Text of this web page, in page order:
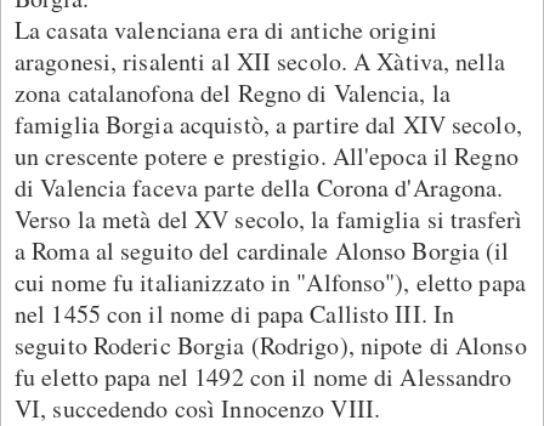
La casata valenciana era di antiche origini
aragonesi, risalenti al XII secolo. A Xàtiva, nella
zona catalanofona del Regno di Valencia, la
famiglia Borgia acquistò, a partire dal XIV secolo,
un crescente potere e prestigio. All'epoca il Regno
di Valencia faceva parte della Corona d'Aragona.
Verso la metà del XV secolo, la famiglia si trasferì
a Roma al seguito del cardinale Alonso Borgia (il
cui nome fu italianizzato in "Alfonso"), eletto papa
nel 1455 con il nome di papa Callisto III. In
seguito Roderic Borgia (Rodrigo), nipote di Alonso
fu eletto papa nel 1492 con il nome di Alessandro
VI, succedendo così Innocenzo VIII.